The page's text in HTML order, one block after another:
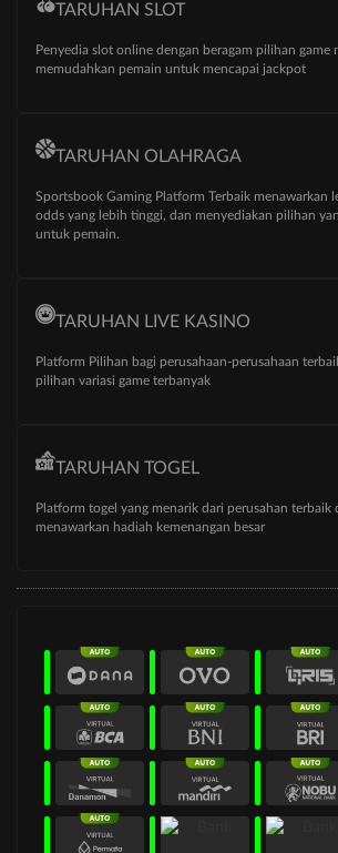
TARUHAN SLOT
Penyedia slot online dengan beragam pilihan game
memudahkan pemain untuk mencapai jackpot
TARUHAN OLAHRAGA
Sportsbook Gaming Platform Terbaik menawarkan
odds yang lebih tinggi, dan menyediakan pilihan
untuk pemain.
TARUHAN LIVE KASINO
Platform Pilihan bagi perusahaan-perusahaan
pilihan variasi game terbanyak
TARUHAN TOGEL
Platform togel yang menarik dari perusahan terbaik
menawarkan hadiah kemenangan besar